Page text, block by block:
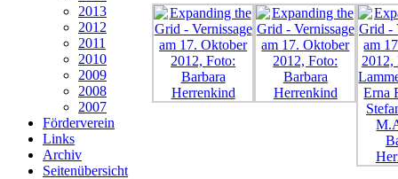
2013
2012
2011
2010
2009
2008
2007
Förderverein
Links
Archiv
Seitenübersicht